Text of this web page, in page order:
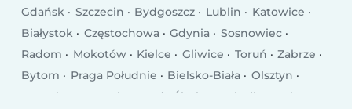
Gdańsk
Szczecin Bydgoszcz Lublin
Katowice
Białystok
Częstochowa Gdynia
Sosnowiec
Radom
Mokotów Kielce Gliwice Toruń
Zabrze
Bytom
Praga Południe Bielsko-Biała
Olsztyn
Rzeszów
Ursynów Ruda Śląska Rybnik
Wola